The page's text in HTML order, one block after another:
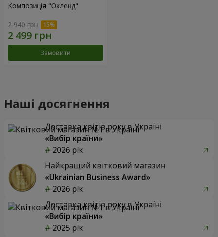
Композиція "Окленд"
2 940 грн
Замовити
Наші досягнення
Доставка квітів року в Україні
«Вибір країни»
2026 рік
Найкращий квітковий магазин
«Ukrainian Business Award»
2026 рік
Доставка квітів року в Україні
«Вибір країни»
2025 рік